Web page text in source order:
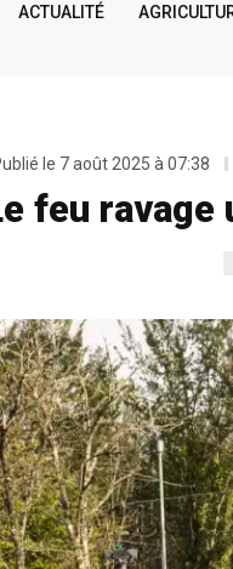
ACTUALITÉ
le 7 août 2025 à 07:38
feu ravage